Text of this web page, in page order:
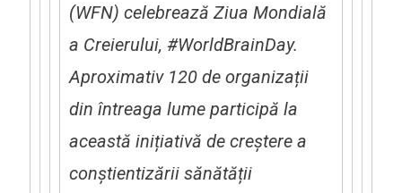
(WFN) celebrează Ziua Mondială
a Creierului, #WorldBrainDay.
Aproximativ 120 de organizații
din întreaga lume participă la
această inițiativă de creștere a
conștientizării sănătății